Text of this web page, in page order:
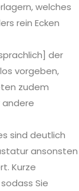
welches
rein Ecken
der
vorgeben,
zudem
sind deutlich
ansonsten
Kurze
Sie